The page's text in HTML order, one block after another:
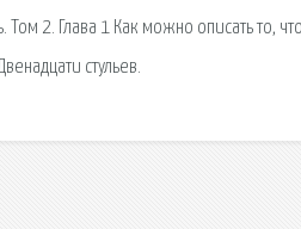
2. Глава 1 Как можно описать то,
стульев.